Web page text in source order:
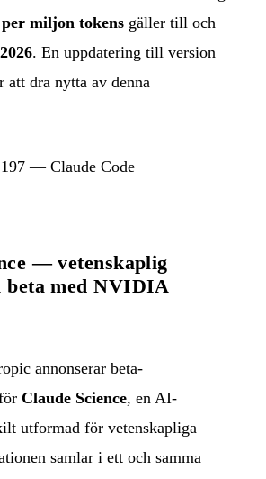
per miljon tokens gäller till och
. En uppdatering till version
att dra nytta av denna
— Claude Code
— vetenskaplig
beta med NVIDIA
annonserar beta-
Claude Science, en AI-
utformad för vetenskapliga
samlar i ett och samma